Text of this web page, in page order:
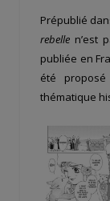
Prépublié
rebelle n’est
publiée en
été
thématique